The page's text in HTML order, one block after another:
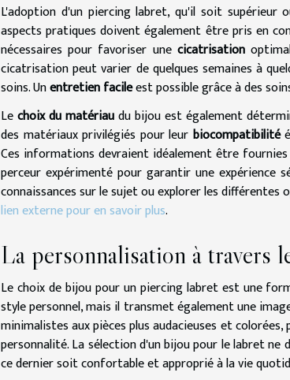
L'adoption d'un piercing labret, qu'il soit supérieur
aspects pratiques doivent également être pris en
nécessaires pour favoriser une cicatrisation
cicatrisation peut varier de quelques semaines à
soins. Unentretien facileest possible grâce à des
Lechoix du matériaudu bijou est également
des matériaux privilégiés pour leur biocompatibilité
Ces informations devraient idéalement être
perceur expérimenté pour garantir une expérience
connaissances sur le sujet ou explorer les
lien externe pour en savoir plus.
La personnalisation à travers
Le choix de bijou pour un piercing labret est une
style personnel, mais il transmet également une
minimalistes aux pièces plus audacieuses et
personnalité. La sélection d'un bijou pour le labret
ce dernier soit confortable et approprié à la vie